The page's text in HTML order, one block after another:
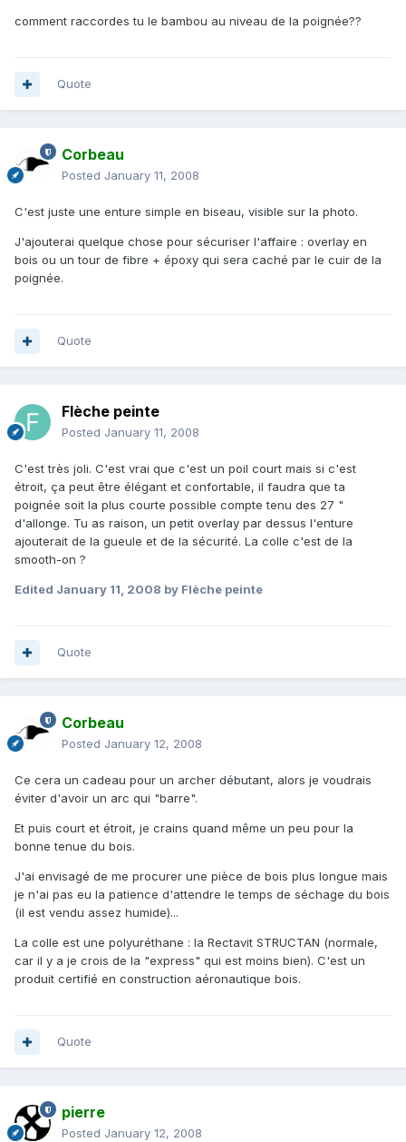
comment raccordes tu le bambou au niveau de la poignée??
Quote
Corbeau
Posted January 11, 2008
C'est juste une enture simple en biseau, visible sur la photo.
J'ajouterai quelque chose pour sécuriser l'affaire : overlay en
bois ou un tour de fibre + époxy qui sera caché par le cuir de la
poignée.
Quote
Flèche peinte
Posted January 11, 2008
C'est très joli. C'est vrai que c'est un poil court mais si c'est
étroit, ça peut être élégant et confortable, il faudra que ta
poignée soit la plus courte possible compte tenu des 27 "
d'allonge. Tu as raison, un petit overlay par dessus l'enture
ajouterait de la gueule et de la sécurité. La colle c'est de la
smooth-on ?
Edited January 11, 2008 by Flèche peinte
Quote
Corbeau
Posted January 12, 2008
Ce cera un cadeau pour un archer débutant, alors je voudrais
éviter d'avoir un arc qui "barre".
Et puis court et étroit, je crains quand même un peu pour la
bonne tenue du bois.
J'ai envisagé de me procurer une pièce de bois plus longue mais
je n'ai pas eu la patience d'attendre le temps de séchage du bois
(il est vendu assez humide)...
La colle est une polyuréthane : la Rectavit STRUCTAN (normale,
car il y a je crois de la "express" qui est moins bien). C'est un
produit certifié en construction aéronautique bois.
Quote
pierre
Posted January 12, 2008